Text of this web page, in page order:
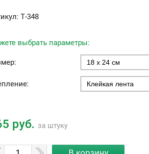
Т-348
выбрать параметры:
руб. за штуку